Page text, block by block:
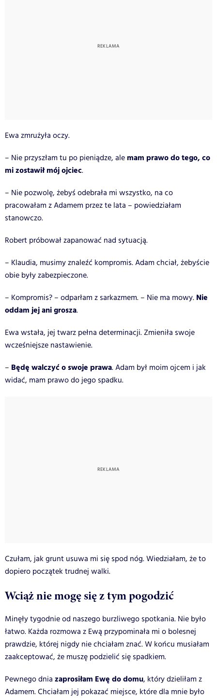
Ewa zmrużyła oczy.
– Nie przyszłam tu po pieniądze, ale mam prawo do tego, co
mi zostawił mój ojciec.
– Nie pozwolę, żebyś odebrała mi wszystko, na co
pracowałam z Adamem przez te lata – powiedziałam
stanowczo.
Robert próbował zapanować nad sytuacją.
– Klaudia, musimy znaleźć kompromis. Adam chciał, żebyście
obie były zabezpieczone.
– Kompromis? – odparłam z sarkazmem. – Nie ma mowy. Nie
oddam jej ani grosza.
Ewa wstała, jej twarz pełna determinacji. Zmieniła swoje
wcześniejsze nastawienie.
– Będę walczyć o swoje prawa. Adam był moim ojcem i jak
widać, mam prawo do jego spadku.
Czułam, jak grunt usuwa mi się spod nóg. Wiedziałam, że to
dopiero początek trudnej walki.
Wciąż nie mogę się z tym pogodzić
Minęły tygodnie od naszego burzliwego spotkania. Nie było
łatwo. Każda rozmowa z Ewą przypominała mi o bolesnej
prawdzie, której nigdy nie chciałam znać. W końcu musiałam
zaakceptować, że muszę podzielić się spadkiem.
Pewnego dnia zaprosiłam Ewę do domu, który dzieliłam z
Adamem. Chciałam jej pokazać miejsce, które dla mnie było